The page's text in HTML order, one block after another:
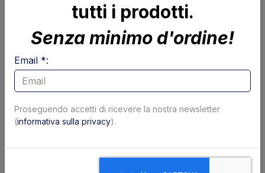
tutti i prodotti.
Senza minimo d'ordine!
Email *:
Proseguendo accetti di ricevere la nostra newsletter
(informativa sulla privacy).